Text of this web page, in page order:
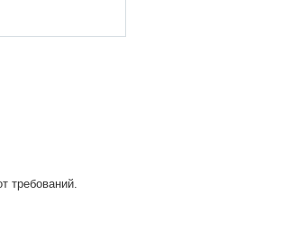
требований.